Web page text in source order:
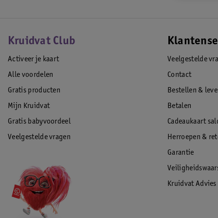
Kruidvat Club
Activeer je kaart
Alle voordelen
Gratis producten
Mijn Kruidvat
Gratis babyvoordeel
Veelgestelde vragen
Veelgestelde
Contact
Bestellen &
Betalen
Cadeaukaart
Herroepen &
Garantie
Kruidvat Advies